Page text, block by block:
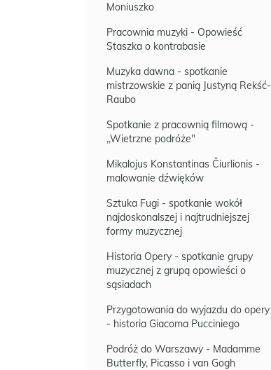
Moniuszko
Pracownia muzyki - Opowieść
Staszka o kontrabasie
Muzyka dawna - spotkanie
mistrzowskie z panią Justyną Rekść-
Raubo
Spotkanie z pracownią filmową -
,,Wietrzne podróże"
Mikalojus Konstantinas Čiurlionis -
malowanie dźwięków
Sztuka Fugi - spotkanie wokół
najdoskonalszej i najtrudniejszej
formy muzycznej
Historia Opery - spotkanie grupy
muzycznej z grupą opowieści o
sąsiadach
Przygotowania do wyjazdu do opery
- historia Giacoma Pucciniego
Podróż do Warszawy - Madamme
Butterfly, Picasso i van Gogh